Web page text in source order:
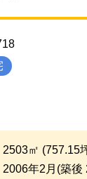
2503㎡ (757.15
2006年2月(築後